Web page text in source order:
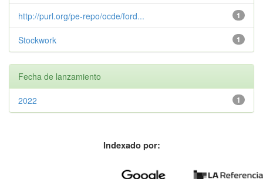
1
http://purl.org/pe-repo/ocde/ford...
1
Stockwork
Fecha de lanzamiento
1
2022
Indexado por: